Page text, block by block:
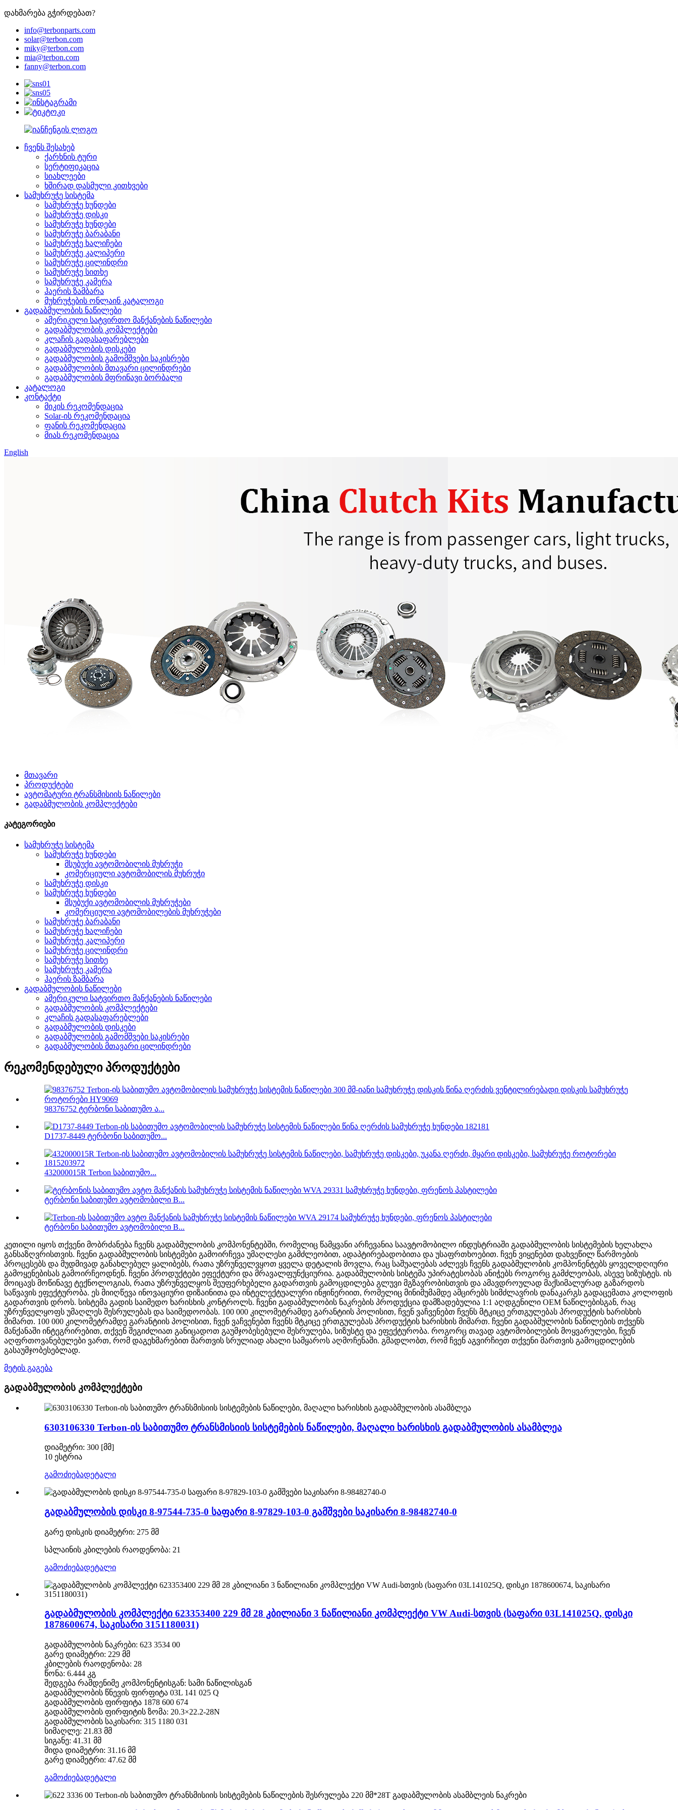
დახმარება გჭირდებათ?
info@terbonparts.com
solar@terbon.com
miky@terbon.com
mia@terbon.com
fanny@terbon.com
ჩვენს შესახებ
ქარხნის ტური
სერტიფიკაცია
სიახლეები
ხშირად დასმული კითხვები
სამუხრუჭე სისტემა
სამუხრუჭე ხუნდები
სამუხრუჭე დისკი
სამუხრუჭე ხუნდები
სამუხრუჭე ბარაბანი
სამუხრუჭე ხალიჩები
სამუხრუჭე კალიპერი
სამუხრუჭე ცილინდრი
სამუხრუჭე სითხე
სამუხრუჭე კამერა
ჰაერის ზამბარა
მუხრუჭების ონლაინ კატალოგი
გადაბმულობის ნაწილები
ამერიკული სატვირთო მანქანების ნაწილები
გადაბმულობის კომპლექტები
კლაჩის გადასაფარებლები
გადაბმულობის დისკები
გადაბმულობის გამომშვები საკისრები
გადაბმულობის მთავარი ცილინდრები
გადაბმულობის მფრინავი ბორბალი
კატალოგი
კონტაქტი
მიკის რეკომენდაცია
Solar-ის რეკომენდაცია
ფანის რეკომენდაცია
მიას რეკომენდაცია
English
მთავარი
პროდუქტები
ავტომატური ტრანსმისიის ნაწილები
გადაბმულობის კომპლექტები
კატეგორიები
სამუხრუჭე სისტემა
სამუხრუჭე ხუნდები
მსუბუქი ავტომობილის მუხრუჭი
კომერციული ავტომობილის მუხრუჭი
სამუხრუჭე დისკი
სამუხრუჭე ხუნდები
მსუბუქი ავტომობილის მუხრუჭები
კომერციული ავტომობილების მუხრუჭები
სამუხრუჭე ბარაბანი
სამუხრუჭე ხალიჩები
სამუხრუჭე კალიპერი
სამუხრუჭე ცილინდრი
სამუხრუჭე სითხე
სამუხრუჭე კამერა
ჰაერის ზამბარა
გადაბმულობის ნაწილები
ამერიკული სატვირთო მანქანების ნაწილები
გადაბმულობის კომპლექტები
კლაჩის გადასაფარებლები
გადაბმულობის დისკები
გადაბმულობის გამომშვები საკისრები
გადაბმულობის მთავარი ცილინდრები
რეკომენდებული პროდუქტები
98376752 ტერბონი საბითუმო ა...
D1737-8449 ტერბონი საბითუმო...
432000015R Terbon საბითუმო...
ტერბონი საბითუმო ავტომობილი B...
ტერბონი საბითუმო ავტომობილი B...
კეთილი იყოს თქვენი მობრძანება ჩვენს გადაბმულობის კომპონენტებში, რომელიც წამყვანი არჩევანია საავტომობილო ინდუსტრიაში გადაბმულობის სისტემების ხელახლა
განსაზღვრისთვის. ჩვენი გადაბმულობის სისტემები გამოირჩევა უმაღლესი გამძლეობით, ადაპტირებადობითა და უსაფრთხოებით. ჩვენ ვიყენებთ დახვეწილ წარმოების
პროცესებს და მუდმივად განახლებულ ყალიბებს, რათა უზრუნველვყოთ ყველა დეტალის მოვლა, რაც საშუალებას აძლევს ჩვენს გადაბმულობის კომპონენტებს ყოველდღიური
გამოყენებისას გამოირჩეოდნენ. ჩვენი პროდუქტები ეფექტური და მრავალფუნქციურია. გადაბმულობის სისტემა უპირატესობას ანიჭებს როგორც გამძლეობას, ასევე სიზუსტეს. ის
მოიცავს მოწინავე ტექნოლოგიას, რათა უზრუნველყოს შეუფერხებელი გადართვის გამოცდილება გლუვი მგზავრობისთვის და ამავდროულად მაქსიმალურად გაზარდოს
საწვავის ეფექტურობა. ეს მიიღწევა ინოვაციური დიზაინითა და ინტელექტუალური ინჟინერიით, რომელიც მინიმუმამდე ამცირებს სიმძლავრის დანაკარგს გადაცემათა კოლოფის
გადართვის დროს. სისტემა გადის საიმედო ხარისხის კონტროლს. ჩვენი გადაბმულობის ნაკრების პროდუქცია დამზადებულია 1:1 აღდგენილი OEM ნაწილებისგან, რაც
უზრუნველყოფს უმაღლეს შესრულებას და საიმედოობას. 100 000 კილომეტრამდე გარანტიის პოლისით, ჩვენ ვაჩვენებთ ჩვენს მტკიცე ერთგულებას პროდუქტის ხარისხის
მიმართ. 100 000 კილომეტრამდე გარანტიის პოლისით, ჩვენ ვაჩვენებთ ჩვენს მტკიცე ერთგულებას პროდუქტის ხარისხის მიმართ. ჩვენი გადაბმულობის ნაწილების თქვენს
მანქანაში ინტეგრირებით, თქვენ შეგიძლიათ განიცადოთ გაუმჯობესებული შესრულება, სიზუსტე და ეფექტურობა. როგორც თავად ავტომობილების მოყვარულები, ჩვენ
აღფრთოვანებულები ვართ, რომ დაგეხმარებით მართვის სრულიად ახალი სამყაროს აღმოჩენაში. გმადლობთ, რომ ჩვენ აგვირჩიეთ თქვენი მართვის გამოცდილების
გასაუმჯობესებლად.
მეტის გაგება
გადაბმულობის კომპლექტები
6303106330 Terbon-ის საბითუმო ტრანსმისიის სისტემების ნაწილები, მაღალი ხარისხის გადაბმულობის ასამბლეა
დიამეტრი: 300 [მმ]
10 ესტრია
გამოძიებადეტალი
გადაბმულობის დისკი 8-97544-735-0 საფარი 8-97829-103-0 გამშვები საკისარი 8-98482740-0
გარე დისკის დიამეტრი: 275 მმ
სპლაინის კბილების რაოდენობა: 21
გამოძიებადეტალი
გადაბმულობის კომპლექტი 623353400 229 მმ 28 კბილიანი 3 ნაწილიანი კომპლექტი VW Audi-სთვის (საფარი 03L141025Q, დისკი
1878600674, საკისარი 3151180031)
გადაბმულობის ნაკრები: 623 3534 00
გარე დიამეტრი: 229 მმ
კბილების რაოდენობა: 28
წონა: 6.444 კგ
შედგება რამდენიმე კომპონენტისგან: სამი ნაწილისგან
გადაბმულობის წნევის ფირფიტა 03L 141 025 Q
გადაბმულობის ფირფიტა 1878 600 674
გადაბმულობის ფირფიტის ზომა: 20.3×22.2-28N
გადაბმულობის საკისარი: 315 1180 031
სიმაღლე: 21.83 მმ
სიგანე: 41.31 მმ
შიდა დიამეტრი: 31.16 მმ
გარე დიამეტრი: 47.62 მმ
გამოძიებადეტალი